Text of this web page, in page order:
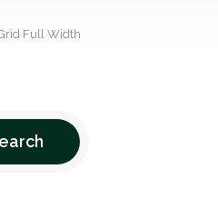
Full Width